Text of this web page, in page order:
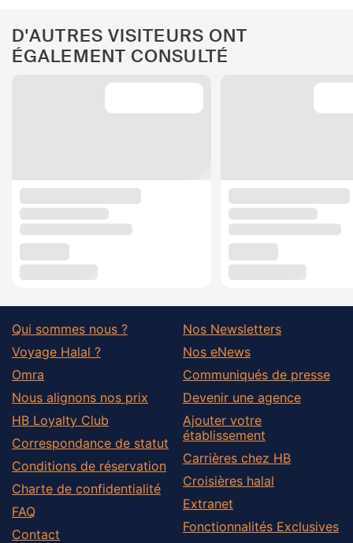
D'AUTRES VISITEURS ONT
ÉGALEMENT CONSULTÉ
Qui sommes nous ?
Voyage Halal ?
Omra
Nous alignons nos prix
HB Loyalty Club
Correspondance de statut
Conditions de réservation
Charte de confidentialité
FAQ
Contact
Nos Newsletters
Nos eNews
Communiqués de presse
Devenir une agence
Ajouter votre
établissement
Carrières chez HB
Croisières halal
Extranet
Fonctionnalités Exclusives